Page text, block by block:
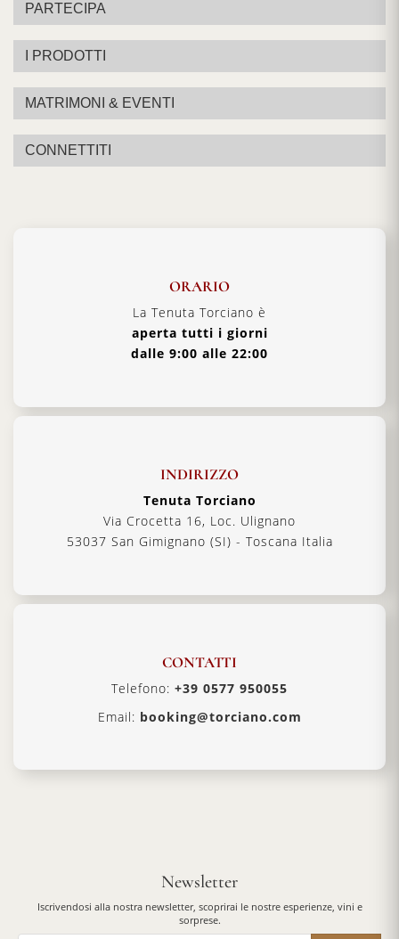
PARTECIPA
I PRODOTTI
MATRIMONI & EVENTI
CONNETTITI
ORARIO
La Tenuta Torciano è
aperta tutti i giorni
dalle 9:00 alle 22:00
INDIRIZZO
Tenuta Torciano
Via Crocetta 16, Loc. Ulignano
53037 San Gimignano (SI) - Toscana Italia
CONTATTI
Telefono: +39 0577 950055
Email: booking@torciano.com
Newsletter
Iscrivendosi alla nostra newsletter, scoprirai le nostre esperienze, vini e
sorprese.